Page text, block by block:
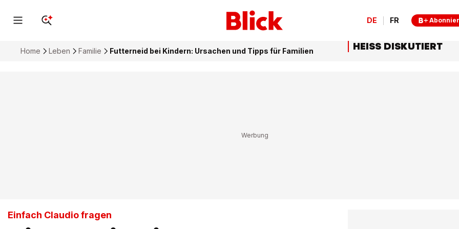
DE FR
Home Leben Familie Futterneid bei Kindern: Ursachen und Tipps für Familien
Einfach Claudio fragen
HEISS DISKUTIERT